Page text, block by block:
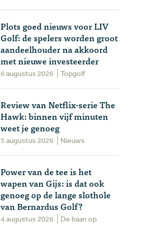
Plots goed nieuws voor LIV
Golf: de spelers worden groot
aandeelhouder na akkoord
met nieuwe investeerder
6 augustus 2026 Topgolf
Review van Netflix-serie The
Hawk: binnen vijf minuten
weet je genoeg
5 augustus 2026 Nieuws
Power van de tee is het
wapen van Gijs: is dat ook
genoeg op de lange slothole
van Bernardus Golf?
4 augustus 2026 De baan op